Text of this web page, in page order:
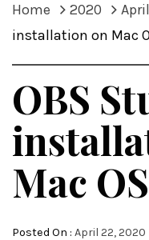
Home 2020 April
installation on Mac
OBS
Mac
Posted On : April 22, 2020